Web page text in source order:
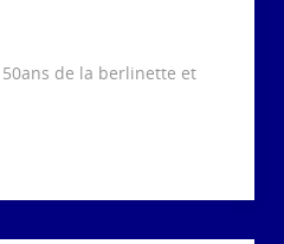
de la berlinette et